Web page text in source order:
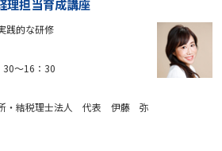
理担当育成講座
践的な研修
30〜16：30
所・結税理士法人 代表 伊藤 弥